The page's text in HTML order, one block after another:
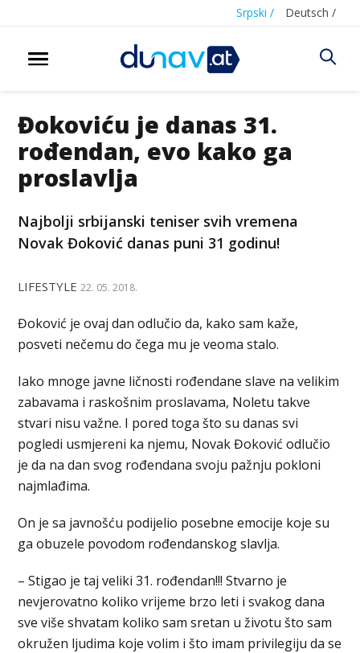
Srpski / Deutsch /
Đokoviću je danas 31.
rođendan, evo kako ga
proslavlja
Najbolji srbijanski teniser svih vremena
Novak Đoković danas puni 31 godinu!
LIFESTYLE 22. 05. 2018.
Đoković je ovaj dan odlučio da, kako sam kaže,
posveti nečemu do čega mu je veoma stalo.
Iako mnoge javne ličnosti rođendane slave na velikim
zabavama i raskošnim proslavama, Noletu takve
stvari nisu važne. I pored toga što su danas svi
pogledi usmjereni ka njemu, Novak Đoković odlučio
je da na dan svog rođendana svoju pažnju pokloni
najmlađima.
On je sa javnošću podijelio posebne emocije koje su
ga obuzele povodom rođendanskog slavlja.
– Stigao je taj veliki 31. rođendan!!! Stvarno je
nevjerovatno koliko vrijeme brzo leti i svakog dana
sve više shvatam koliko sam sretan u životu što sam
okružen ljudima koje volim i što imam privilegiju da se